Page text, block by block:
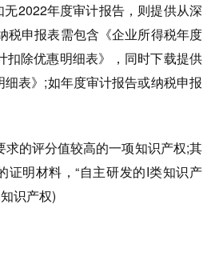
2022年度审计报告，则提供从深
税申报表需包含《企业所得税年度
除优惠明细表》，同时下载提供
表》;如年度审计报告或纳税申报
的评分值较高的一项知识产权;其
证明材料，“自主研发的I类知识产
识产权)